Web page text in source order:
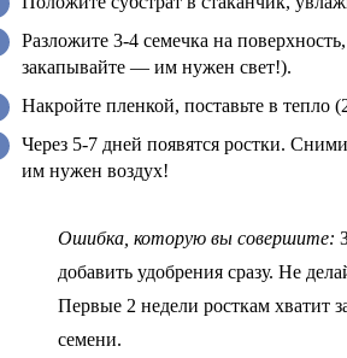
Разложите 3-4 семечка на
закапывайте — им нужен свет!).
Накройте пленкой, поставьте в тепло
Через 5-7 дней появятся ростки.
им нужен воздух!
Ошибка, которую вы совершите:
добавить удобрения сразу. Не
Первые 2 недели росткам хватит
семени.